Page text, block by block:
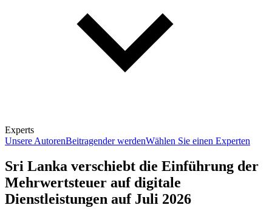
Experts
Unsere AutorenBeitragender werdenWählen Sie einen Experten
Sri Lanka verschiebt die Einführung der
Mehrwertsteuer auf digitale
Dienstleistungen auf Juli 2026